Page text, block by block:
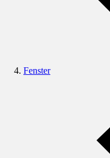
Fenster